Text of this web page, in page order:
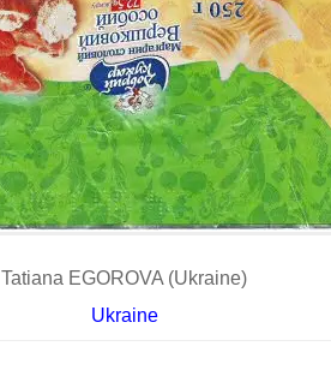
Tatiana EGOROVA (Ukraine)
Ukraine